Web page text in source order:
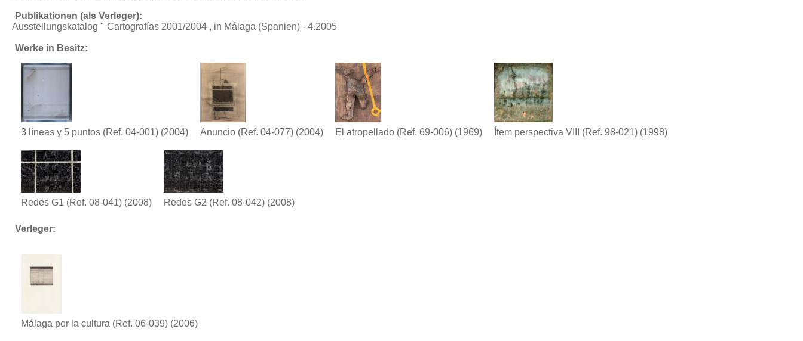
Publikationen (als Verleger):
Ausstellungskatalog " Cartografías 2001/2004 , in Málaga (Spanien) - 4.2005
Werke in Besitz:
3 líneas y 5 puntos (Ref. 04-001) (2004) Anuncio (Ref. 04-077) (2004) El atropellado (Ref. 69-006) (1969) Ítem perspectiva VIII (Ref. 98-021) (1998)
Redes G1 (Ref. 08-041) (2008) Redes G2 (Ref. 08-042) (2008)
Verleger:
Málaga por la cultura (Ref. 06-039) (2006)